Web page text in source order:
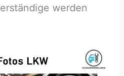
werden